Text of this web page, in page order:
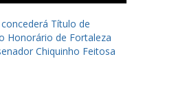
Título de
Honorário de Fortaleza
Chiquinho Feitosa